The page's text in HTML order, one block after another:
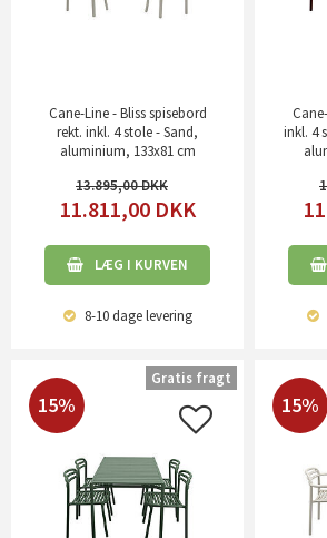
Cane-Line - Bliss spisebord
rekt. inkl. 4 stole - Sand,
aluminium, 133x81 cm
13.895,00
11.811,00 DKK
LÆG I KURVEN
8-10 dagelevering
inkl. 4
15%
Gratis fragt
15%